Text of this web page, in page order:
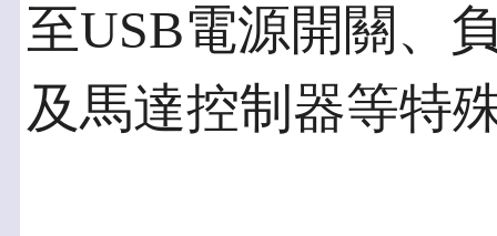
至USB電源開關、
及馬達控制器等特